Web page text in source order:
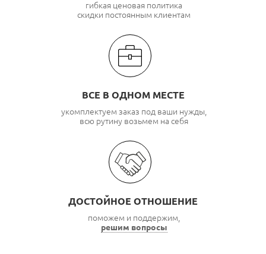
гибкая ценовая политика
скидки постоянным клиентам
ВСЕ В ОДНОМ МЕСТЕ
укомплектуем заказ под ваши нужды,
всю рутину возьмем на себя
ДОСТОЙНОЕ ОТНОШЕНИЕ
поможем и поддержим,
решим вопросы